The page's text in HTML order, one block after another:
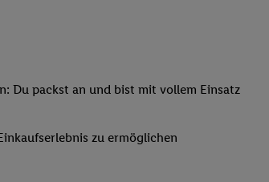
Du packst an und bist mit vollem Einsatz
zu ermöglichen